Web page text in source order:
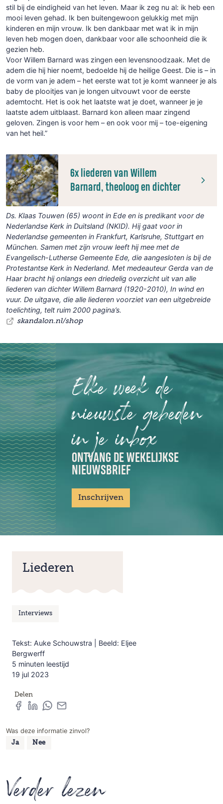
stil bij de eindigheid van het leven. Maar ik zeg nu al: ik heb een
mooi leven gehad. Ik ben buitengewoon gelukkig met mijn
kinderen en mijn vrouw. Ik ben dankbaar met wat ik in mijn
leven heb mogen doen, dankbaar voor alle schoonheid die ik
gezien heb.
Voor Willem Barnard was zingen een levensnoodzaak. Met de
adem die hij hier noemt, bedoelde hij de heilige Geest. Die is – in
de vorm van je adem – het eerste wat tot je komt wanneer je als
baby de plooitjes van je longen uitvouwt voor de eerste
ademtocht. Het is ook het laatste wat je doet, wanneer je je
laatste adem uitblaast. Barnard kon alleen maar zingend
geloven. Zingen is voor hem – en ook voor mij – toe-eigening
van het heil.”
6x liederen van Willem
Barnard, theoloog en dichter
Ds. Klaas Touwen (65) woont in Ede en is predikant voor de
Nederlandse Kerk in Duitsland (NKID). Hij gaat voor in
Nederlandse gemeenten in Frankfurt, Karlsruhe, Stuttgart en
München. Samen met zijn vrouw leeft hij mee met de
Evangelisch-Lutherse Gemeente Ede, die aangesloten is bij de
Protestantse Kerk in Nederland. Met medeauteur Gerda van de
Haar bracht hij onlangs een driedelig overzicht uit van alle
liederen van dichter Willem Barnard (1920-2010), In wind en
vuur. De uitgave, die alle liederen voorziet van een uitgebreide
toelichting, telt ruim 2000 pagina’s.
skandalon.nl/shop
Elke week de
nieuwste gebeden
in je inbox
ONTVANG DE WEKELIJKSE
NIEUWSBRIEF
Inschrijven
Liederen
Interviews
Tekst: Auke Schouwstra | Beeld: Eljee
Bergwerff
5 minuten leestijd
19 jul 2023
Delen
Was deze informatie zinvol?
Ja Nee
Verder lezen